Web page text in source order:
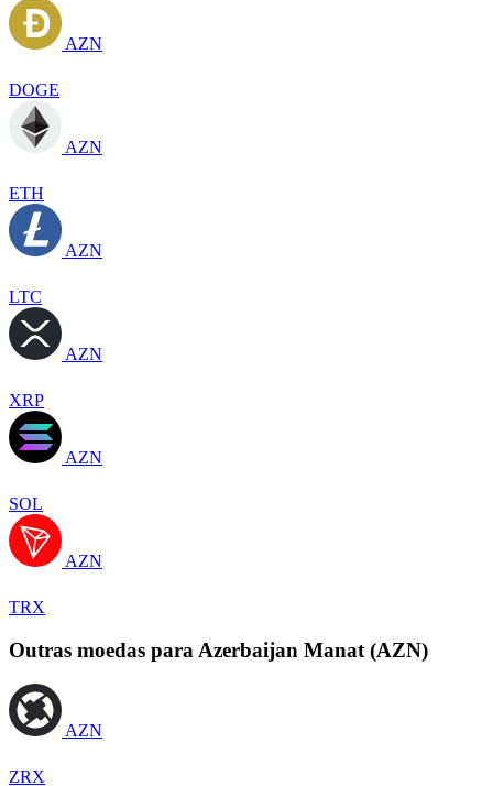
AZN
DOGE
AZN
ETH
AZN
LTC
AZN
XRP
AZN
SOL
AZN
TRX
Outras moedas para Azerbaijan Manat (AZN)
AZN
ZRX